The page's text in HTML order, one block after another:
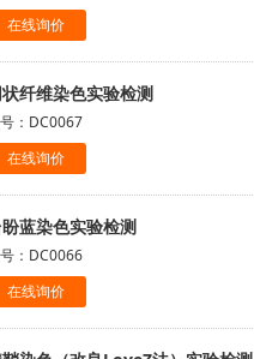
在线询价
纤维染色实验检测
：DC0067
在线询价
蓝染色实验检测
：DC0066
在线询价